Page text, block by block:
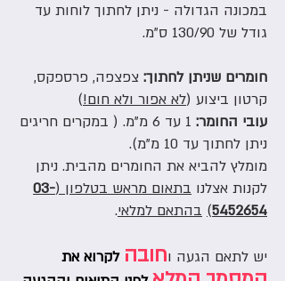
במכונה הגדולה - ניתן לחתוך לוחות עד
גודל של 130/90 ס"מ.
חומרים שניתן לחתוך: צפצפה, פרספקס,
קרטון ביצוע (לא אפור ולא חום!)
עובי החומר:
1 עד 6 מ"מ. ( במקרים חריגים
ניתן לחתוך עד 10 מ"מ).
מומלץ להביא את החומרים מהבית. ניתן
לקנות אצלנו בתאום מראש בטלפון (03-
5452654
) בהתאם למלאי.
יש לתאם הגעה וחובה לקרוא את